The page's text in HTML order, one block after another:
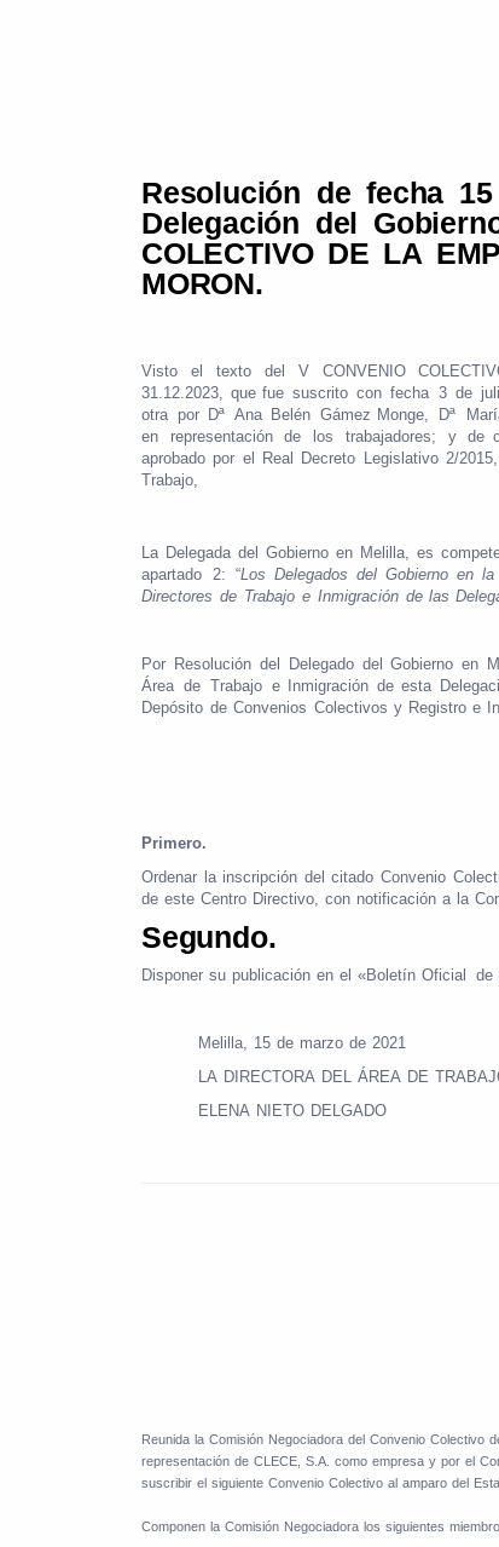
Resolución de fecha 15
Delegación del
COLECTIVO DE LA
MORON.
Visto el texto del V CONVENIO
31.12.2023,
que fue suscrito con fecha 3 de
otra por Dª Ana Belén Gámez Monge, Dª
en
representación de los trabajadores; y de
aprobado por el Real Decreto Legislativo 2/2015,
Trabajo,
La Delegada del Gobierno en Melilla, es
apartado
2: “Los Delegados del Gobierno en la
Directores de Trabajo e Inmigración de las
Por Resolución del Delegado del Gobierno en
Área de Trabajo e Inmigración de esta
Depósito de Convenios Colectivos y Registro e
Primero.
Ordenar la inscripción del citado Convenio
de este Centro Directivo, con notificación a la
Segundo.
Disponer su publicación en el «Boletín Oficial de
Melilla, 15 de marzo de 2021
LA DIRECTORA DEL ÁREA DE
ELENA NIETO DELGADO
Reunida la Comisión Negociadora del Convenio
representación de CLECE, S.A. como empresa y por el
suscribir el siguiente Convenio Colectivo al amparo del
Componen la Comisión Negociadora los siguientes